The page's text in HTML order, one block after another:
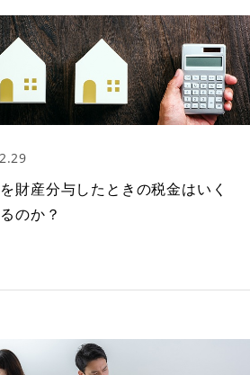
財産分与したときの税金はいく
のか？